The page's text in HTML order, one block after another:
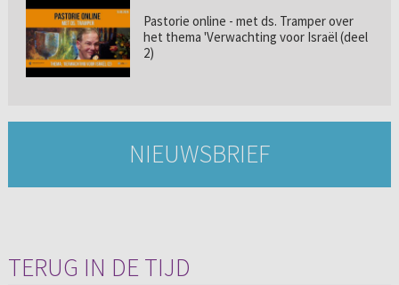
Pastorie online - met ds. Tramper over
het thema 'Verwachting voor Israël (deel
2)
NIEUWSBRIEF
TERUG IN DE TIJD